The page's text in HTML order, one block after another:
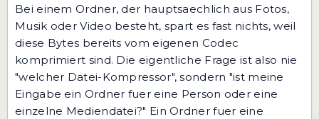
Bei einem Ordner, der hauptsaechlich aus Fotos,
Musik oder Video besteht, spart es fast nichts, weil
diese Bytes bereits vom eigenen Codec
komprimiert sind. Die eigentliche Frage ist also nie
"welcher Datei-Kompressor", sondern "ist meine
Eingabe ein Ordner fuer eine Person oder eine
einzelne Mediendatei?" Ein Ordner fuer eine